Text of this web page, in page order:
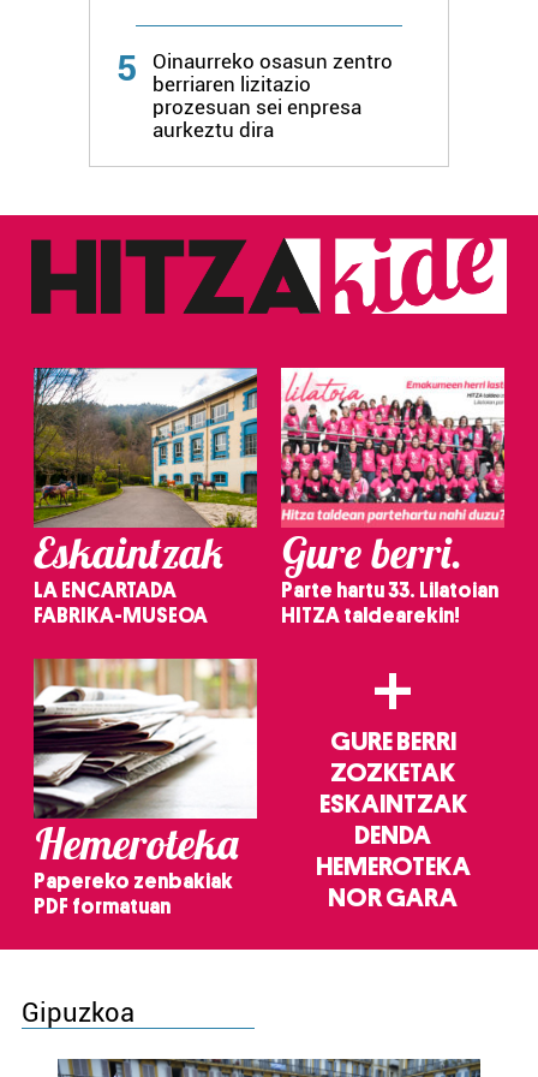
5
Oinaurreko osasun zentro
berriaren lizitazio
prozesuan sei enpresa
aurkeztu dira
Eskaintzak
LA ENCARTADA
FABRIKA-MUSEOA
Gure berri.
Parte hartu 33. Lilatoian
HITZA taldearekin!
Hemeroteka
Papereko zenbakiak
PDF formatuan
+
GURE BERRI
ZOZKETAK
ESKAINTZAK
DENDA
HEMEROTEKA
NOR GARA
Gipuzkoa